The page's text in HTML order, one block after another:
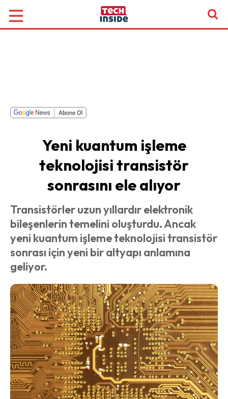
Yeni kuantum işleme
teknolojisi transistör
sonrasını ele alıyor
Transistörler uzun yıllardır elektronik
bileşenlerin temelini oluşturdu. Ancak
yeni kuantum işleme teknolojisi transistör
sonrası için yeni bir altyapı anlamına
geliyor.